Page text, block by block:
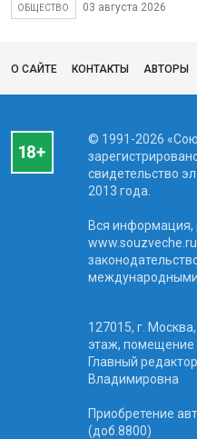
ОБЩЕСТВО 03 августа 2026
О САЙТЕ КОНТАКТЫ АВТОРЫ
© 1991-2026
свидетельство
2013 года.
Вся информация,
международными
127015, г.
этаж, помещение
Главный
Владимировна
Приобретение
(доб.8800)